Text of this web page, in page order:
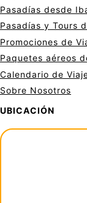
Pasadías desde
Pasadías y Tours
Promociones de
Paquetes aéreos
Calendario de
Sobre Nosotros
UBICACIÓN